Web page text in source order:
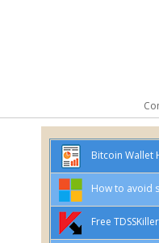
Bitcoin Wallet
How to avoid
Free